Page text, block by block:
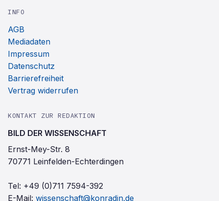
INFO
AGB
Mediadaten
Impressum
Datenschutz
Barrierefreiheit
Vertrag widerrufen
KONTAKT ZUR REDAKTION
BILD DER WISSENSCHAFT
Ernst-Mey-Str. 8
70771 Leinfelden-Echterdingen
Tel: +49 (0)711 7594-392
E-Mail: wissenschaft@konradin.de